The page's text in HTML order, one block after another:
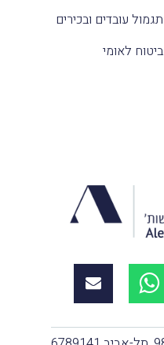
תגמול עובדים ובכירים
ביטוח לאומי